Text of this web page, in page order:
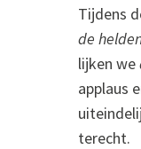
Tijdens
de
lijken we
applaus
terecht.